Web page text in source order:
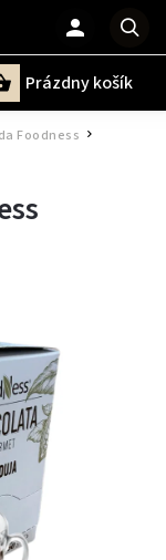
Prázdny košík
Foodness /